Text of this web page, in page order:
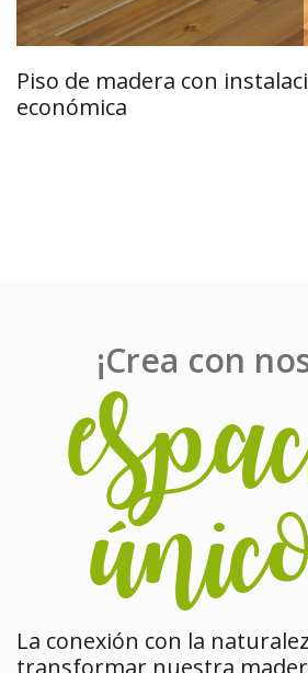
Piso de madera con
económica
¡Crea con
La conexión con la
transformar nuestra